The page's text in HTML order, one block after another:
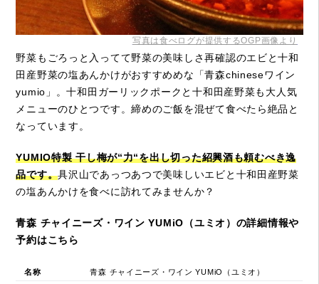
写真は食べログが提供するOGP画像より
野菜もごろっと入ってて野菜の美味しさ再確認のエビと十和
田産野菜の塩あんかけがおすすめめな「青森chineseワイン
yumio」。十和田ガーリックポークと十和田産野菜も大人気
メニューのひとつです。締めのご飯を混ぜて食べたら絶品と
なっています。
YUMIO特製 干し梅が“力“を出し切った紹興酒も頼むべき逸
品です。具沢山であっつあつで美味しいエビと十和田産野菜
の塩あんかけを食べに訪れてみませんか？
青森 チャイニーズ・ワイン YUMiO（ユミオ）の詳細情報や
予約はこちら
名称 青森 チャイニーズ・ワイン YUMiO（ユミオ）